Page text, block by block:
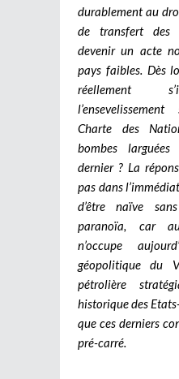
durablement au
de transfert des
devenir un acte
pays faibles. Dès
réellement
Charte des
bombes
dernier ? La
pas dans
d’être naïve
paranoïa, car
n’occupe
géopolitique du
pétrolière
historique des
que ces derniers
pré-carré.